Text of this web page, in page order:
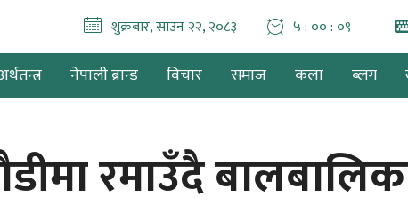
शुक्रबार, साउन २२, २०८३ ५ : ०० : १०
नेपाली ब्रान्ड विचार समाज कला ब्लग
रमाउँदै